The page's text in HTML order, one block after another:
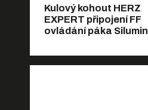
Kulový kohout HERZ
EXPERT připojení FF
ovládání páka Silumin